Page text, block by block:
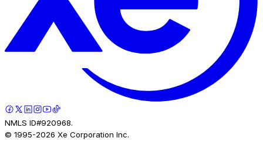
NMLS ID#920968.
© 1995-2026 Xe Corporation Inc.